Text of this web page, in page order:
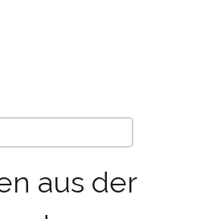
aus der